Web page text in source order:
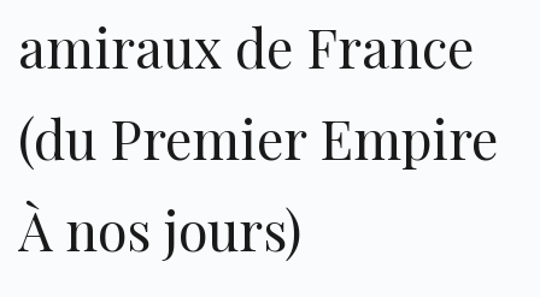
amiraux de France
(du Premier Empire
À nos jours)